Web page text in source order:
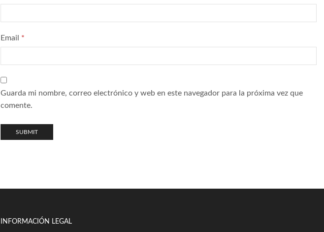
Email *
Guarda mi nombre, correo electrónico y web en este navegador para la próxima vez que
comente.
INFORMACIÓN LEGAL